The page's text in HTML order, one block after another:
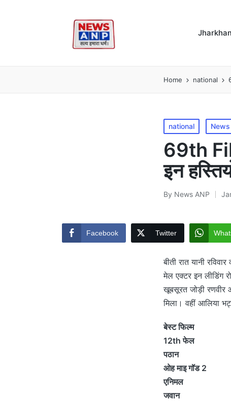
Home national
Posted
in
national News
69th
इन
Posted
By News ANP
Facebook Twitter
बीती रात यानी
मेल एक्टर इन लीडिंग
खूबसूरत जोड़ी रणवीर
मिला। वहीं आलिया
बेस्ट फिल्म
12th फेल
पठान
ओह माइ गॉड 2
एनिमल
जवान